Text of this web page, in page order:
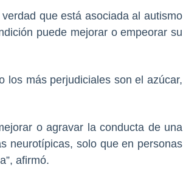
que está asociada al autismo
puede mejorar o empeorar su
los más perjudiciales son el azúcar,
o agravar la conducta de una
neurotípicas, solo que en personas
afirmó.